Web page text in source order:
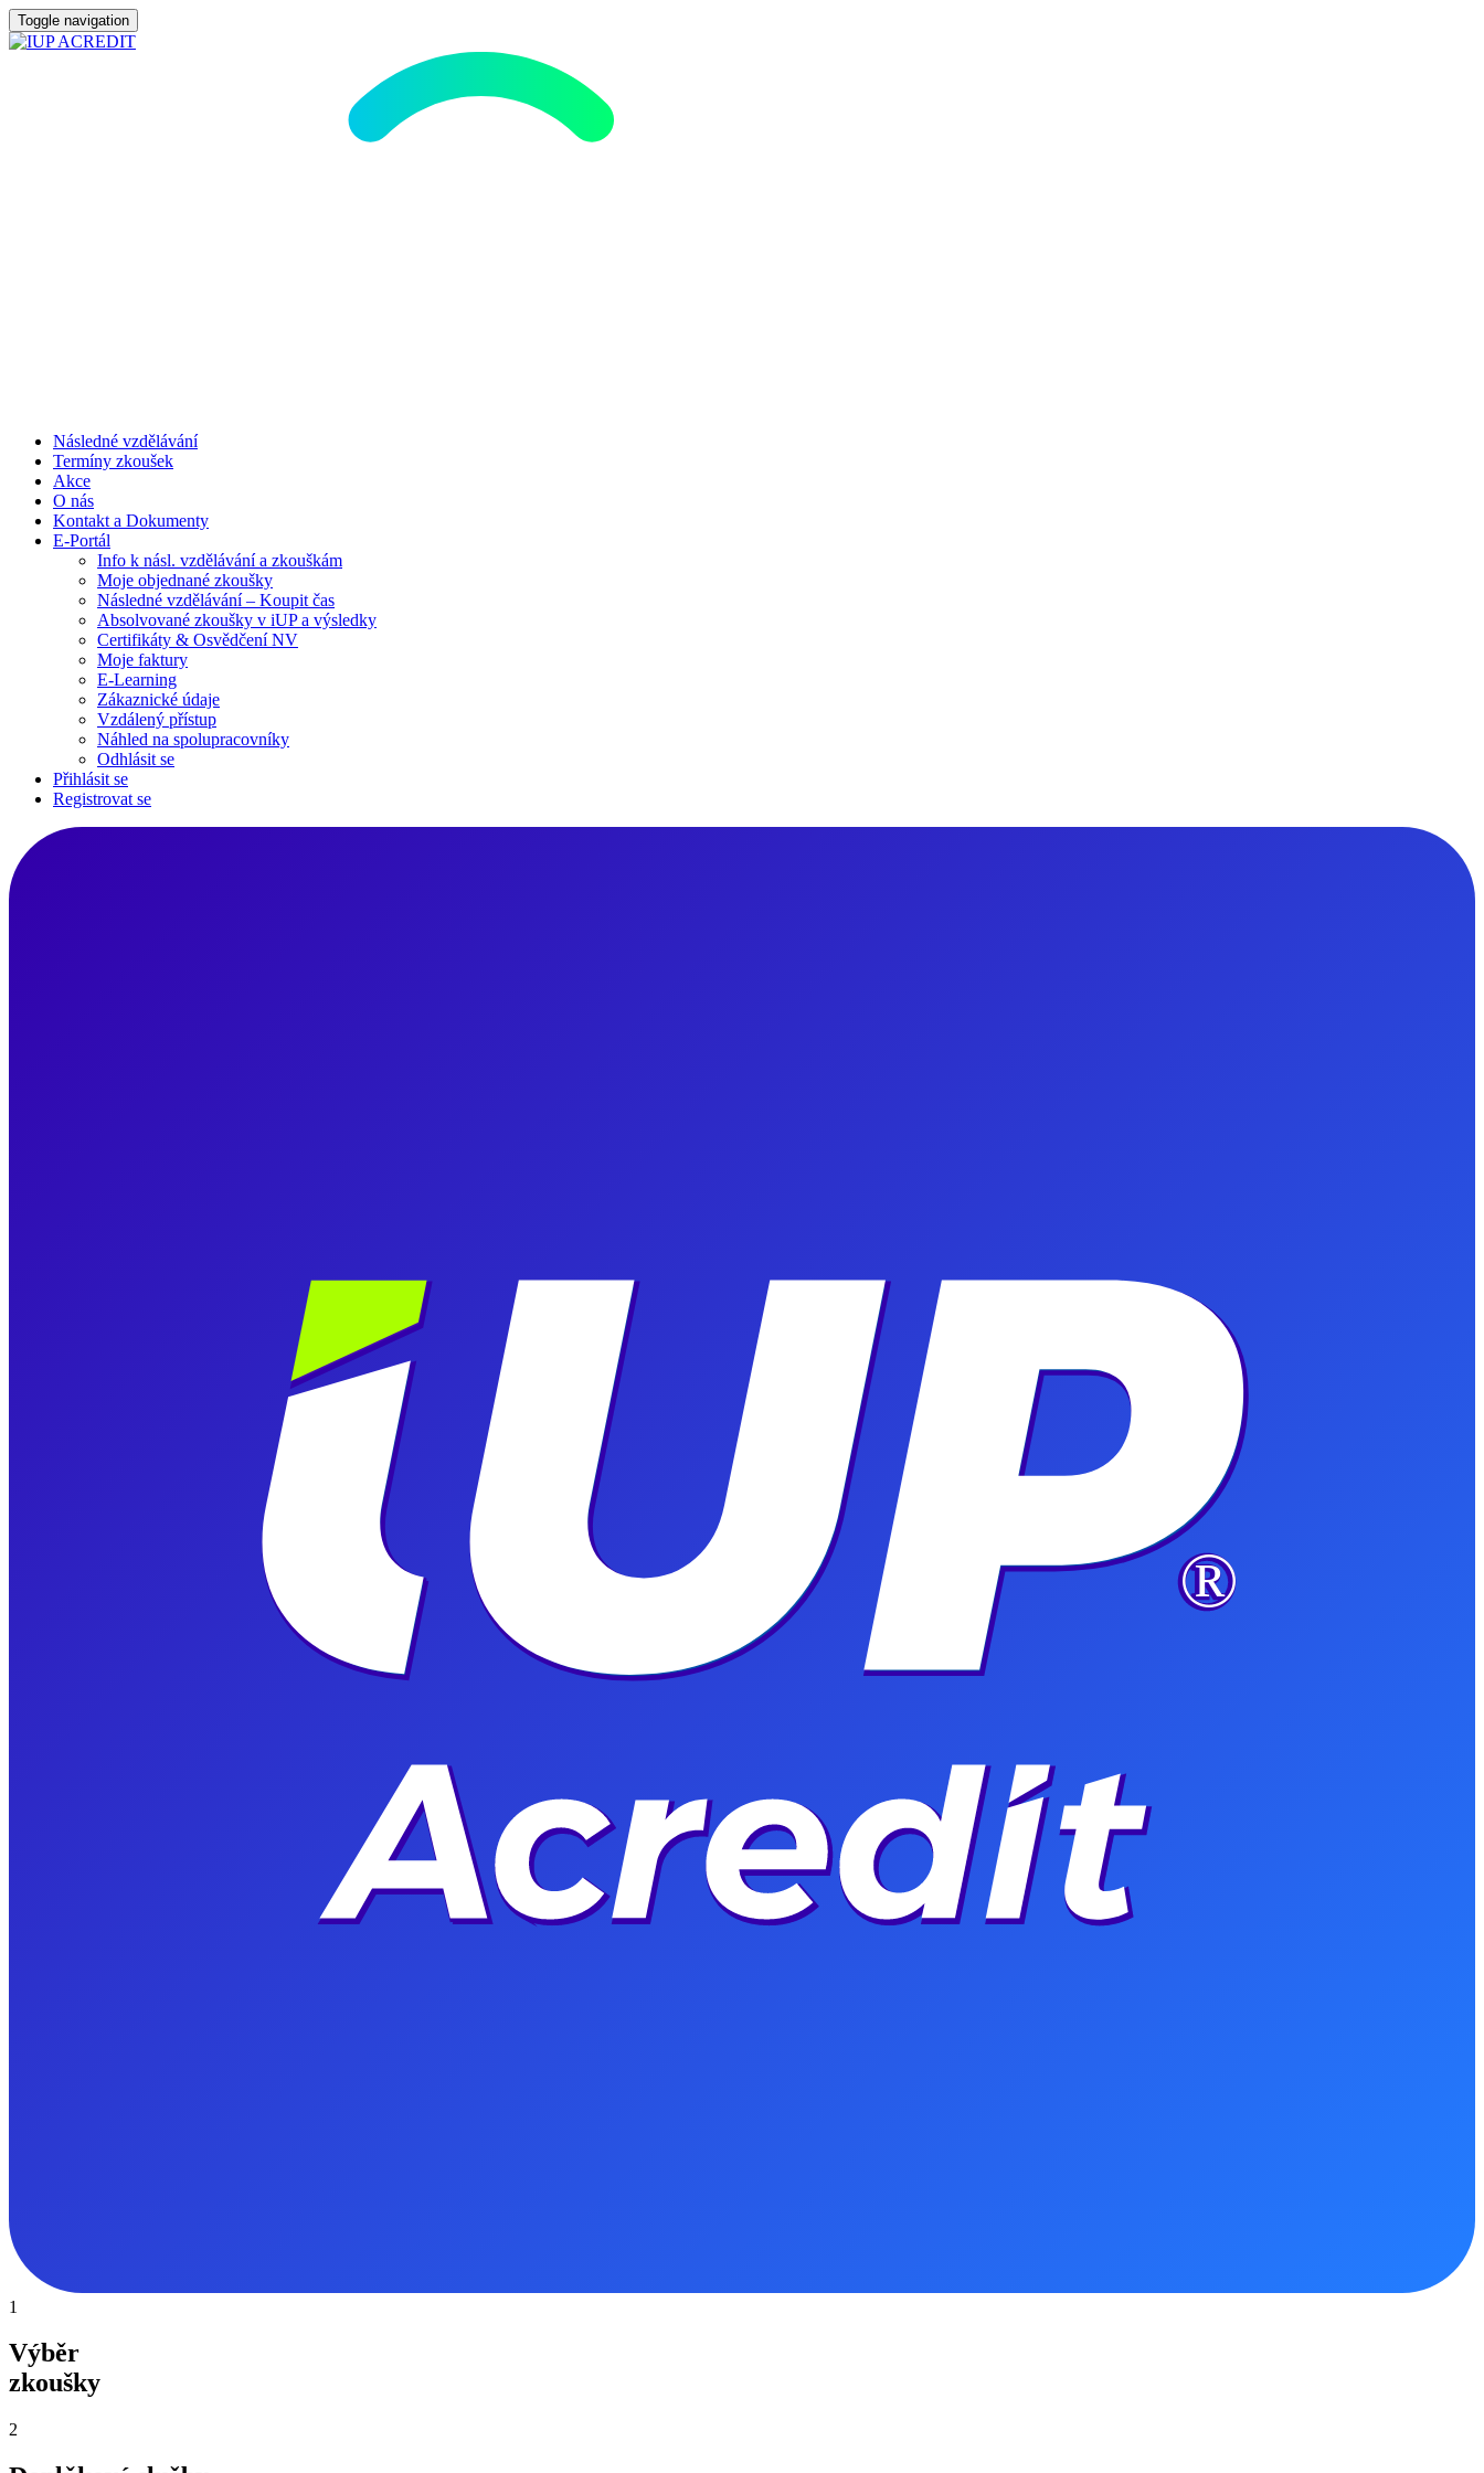
Toggle navigation
Následné vzdělávání
Termíny zkoušek
Akce
O nás
Kontakt a Dokumenty
E-Portál
Info k násl. vzdělávání a zkouškám
Moje objednané zkoušky
Následné vzdělávání – Koupit čas
Absolvované zkoušky v iUP a výsledky
Certifikáty & Osvědčení NV
Moje faktury
E-Learning
Zákaznické údaje
Vzdálený přístup
Náhled na spolupracovníky
Odhlásit se
Přihlásit se
Registrovat se
1
Výběr
zkoušky
2